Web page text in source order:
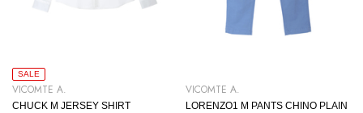
SALE
VICOMTE A.
CHUCK M JERSEY SHIRT
VICOMTE A.
LORENZO1 M PANTS CHINO PLAIN